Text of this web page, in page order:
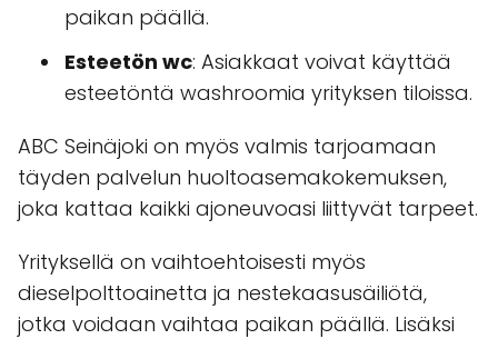
paikan päällä.
Esteetön wc: Asiakkaat voivat käyttää
esteetöntä washroomia yrityksen tiloissa.
ABC Seinäjoki on myös valmis tarjoamaan
täyden palvelun huoltoasemakokemuksen,
joka kattaa kaikki ajoneuvoasi liittyvät tarpeet.
Yrityksellä on vaihtoehtoisesti myös
dieselpolttoainetta ja nestekaasusäiliötä,
jotka voidaan vaihtaa paikan päällä. Lisäksi